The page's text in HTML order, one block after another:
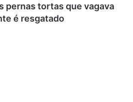
pernas tortas que vagava
é resgatado